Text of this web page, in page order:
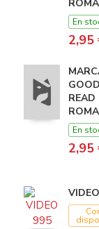
En
2,95
READ
En
2,95